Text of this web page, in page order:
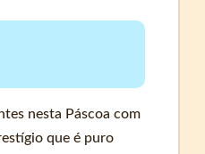
nesta Páscoa com
que é puro